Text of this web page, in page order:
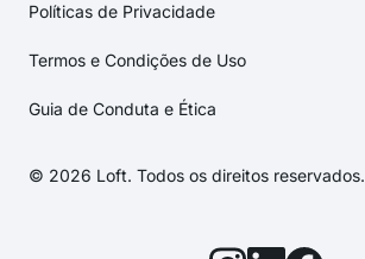
Políticas de Privacidade
Termos e Condições de Uso
Guia de Conduta e Ética
© 2026 Loft. Todos os direitos reservados.